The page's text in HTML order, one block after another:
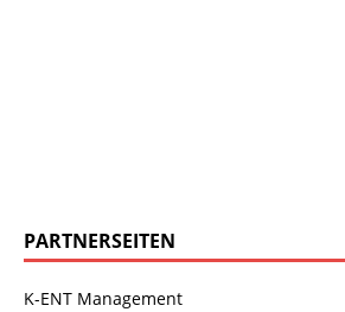
PARTNERSEITEN
K-ENT Management